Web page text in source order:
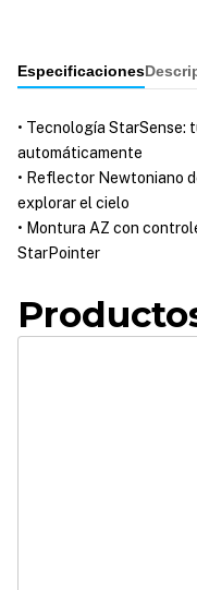
Especificaciones
• Tecnología StarSense:
automáticamente
• Reflector Newtoniano
explorar el cielo
• Montura AZ con
StarPointer